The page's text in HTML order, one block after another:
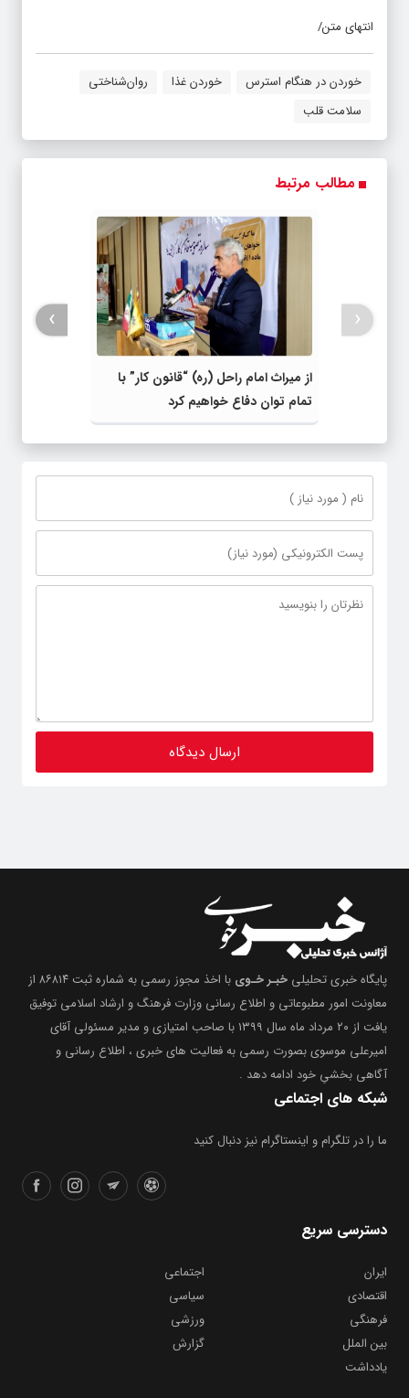
انتهای متن/
خوردن در هنگام استرس خوردن غذا
روان‌شناختی
سلامت قلب
مطالب مرتبط
از میراث امام راحل (ره) “قانون کار” با
تمام توان دفاع خواهیم کرد
‹
›
پایگاه خبری تحلیلی خبـر خـوی
با اخذ مجوز رسمی به شماره ثبت ۸۶۸۱۴ از
معاونت امور مطبوعاتی و اطلاع رسانی وزارت فرهنگ و ارشاد اسلامی توفیق
یافت از ۲۰ مرداد ماه سال ۱۳۹۹ با صاحب امتیازی و مدیر مسئولی آقای
امیرعلی موسوی بصورت رسمی به فعالیت های خبری ، اطلاع رسانی و
آگاهی بخشیِ خود ادامه دهد .
شبکه های اجتماعی
ما را در تلگرام و اینستاگرام نیز دنبال کنید
دسترسی سریع
ایران
اجتماعی
اقتصادی
سیاسی
فرهنگی
ورزشی
بین الملل
گزارش
یادداشت